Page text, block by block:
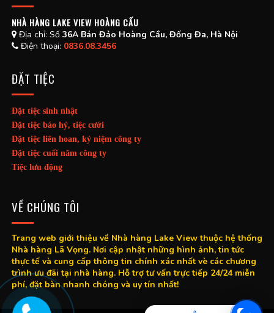
NHÀ HÀNG LAKE VIEW HOÀNG CẤU
Địa chỉ: Số 36A Bán Đảo Hoàng Cầu, Đống Đa, Hà Nội
Điện thoại: 0836.08.3456
ĐẶT TIỆC
Đặt tiệc sinh nhật
Đặt tiệc báo hỷ, tiệc cưới
Đặt tiệc liên hoan, kỷ niệm công ty
Đặt tiệc cuối năm công ty
Tiệc lưu động
VỀ CHÚNG TÔI
Trang web giới thiệu về Nhà hàng Lake View thuộc hệ thống
Nhà hàng Lã Vọng. Nơi cập nhật những hình ảnh, tin tức
thực tế và cung cấp thông tin chính xác nhất vè các chương
trình ưu đãi tại nhà hàng. Hỗ trợ tư vấn trực tiếp 24/24 miễn
phí, đặt bàn nhanh chóng và uy tín nhất!